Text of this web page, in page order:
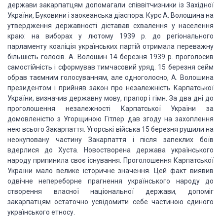
держави закарпатцям допомагали співвітчизники із Західної
України, Буковини і заокеанська діаспора. Курс А. Волошина на
утвердження державності діставав схвалення у населення
краю: на виборах у лютому 1939 р. до регіонального
парламенту коаліція українських партій отримала переважну
більшість голосів. А. Волошин 14 березня 1939 р. проголосив
самостійність і сформував тимчасовий уряд. 15 березня сейм
обрав таємним голосуванням, але одноголосно, А. Волошина
президентом і прийняв закон про незалежність Карпатської
України, визначив державну мову, прапор і гімн. За два дні до
проголошення незалежності Карпатської України за
домовленістю з Угорщиною Гітлер дав згоду на захоплення
нею всього Закарпаття. Угорські війська 15 березня рушили на
неокуповану частину Закарпаття і після запеклих боїв
вдерлися до Хуста. Новостворена держава українського
народу припинила своє існування. Проголошення Карпатської
України мало велике історичне значення. Цей факт виявив
одвічне непереборне прагнення українського народу до
створення власної національної держави, допоміг
закарпатцям остаточно усвідомити себе частиною єдиного
українського етносу.